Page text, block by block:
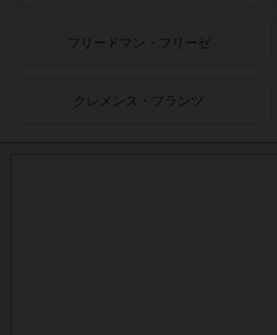
フリードマン・フリーゼ
クレメンス・フランツ